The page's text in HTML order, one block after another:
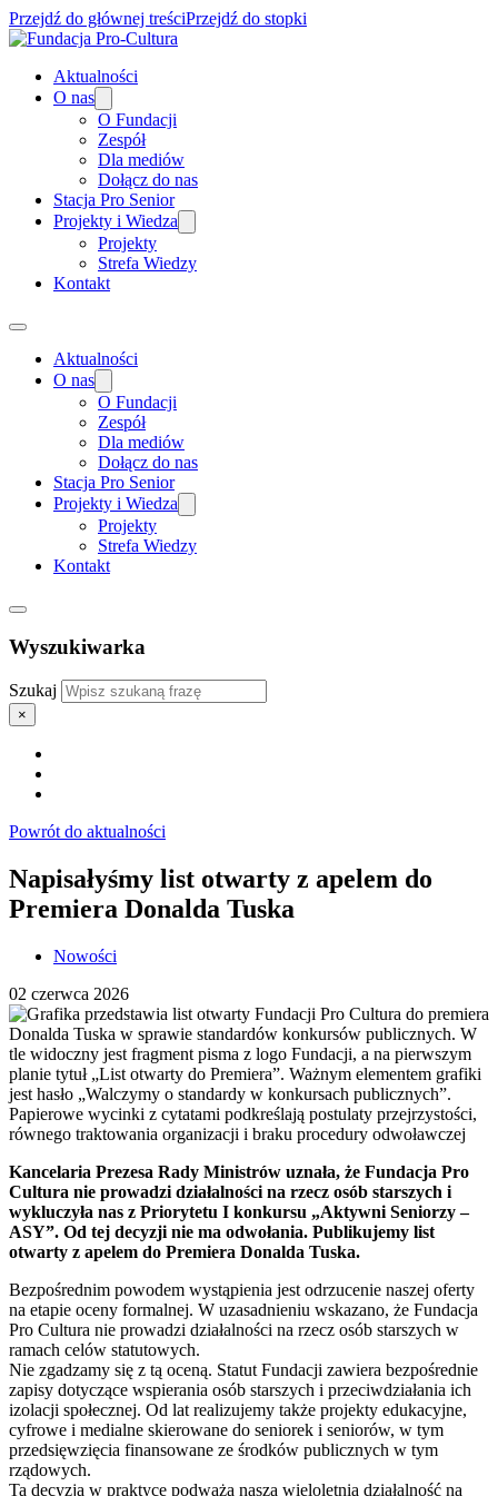
Przejdź do głównej treściPrzejdź do stopki
Aktualności
O nas
O Fundacji
Zespół
Dla mediów
Dołącz do nas
Stacja Pro Senior
Projekty i Wiedza
Projekty
Strefa Wiedzy
Kontakt
Aktualności
O nas
O Fundacji
Zespół
Dla mediów
Dołącz do nas
Stacja Pro Senior
Projekty i Wiedza
Projekty
Strefa Wiedzy
Kontakt
Wyszukiwarka
Szukaj
×
Powrót do aktualności
Napisałyśmy list otwarty z apelem do
Premiera Donalda Tuska
Nowości
02 czerwca 2026
Kancelaria Prezesa Rady Ministrów uznała, że Fundacja Pro
Cultura nie prowadzi działalności na rzecz osób starszych i
wykluczyła nas z Priorytetu I konkursu „Aktywni Seniorzy –
ASY”. Od tej decyzji nie ma odwołania. Publikujemy list
otwarty z apelem do Premiera Donalda Tuska.
Bezpośrednim powodem wystąpienia jest odrzucenie naszej oferty
na etapie oceny formalnej. W uzasadnieniu wskazano, że Fundacja
Pro Cultura nie prowadzi działalności na rzecz osób starszych w
ramach celów statutowych.
Nie zgadzamy się z tą oceną. Statut Fundacji zawiera bezpośrednie
zapisy dotyczące wspierania osób starszych i przeciwdziałania ich
izolacji społecznej. Od lat realizujemy także projekty edukacyjne,
cyfrowe i medialne skierowane do seniorek i seniorów, w tym
przedsięwzięcia finansowane ze środków publicznych w tym
rządowych.
Ta decyzja w praktyce podważa naszą wieloletnią działalność na